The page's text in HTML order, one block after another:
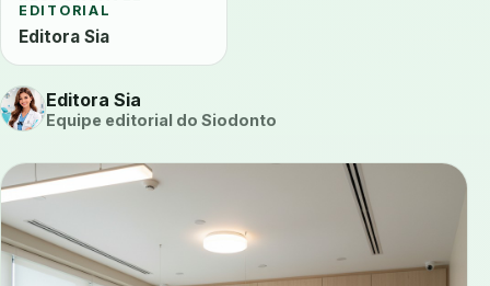
EDITORIAL
Editora Sia
Editora Sia
Equipe editorial do Siodonto